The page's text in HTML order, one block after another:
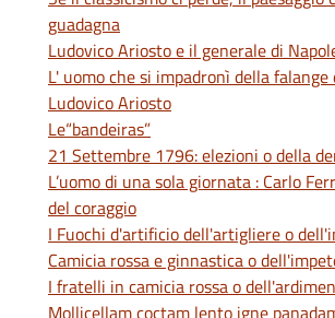
guadagna
Ludovico Ariosto e il generale di
L' uomo che si impadronì della falange
Ludovico Ariosto
Le“bandeiras”
21 Settembre 1796: elezioni o della
L’uomo di una sola giornata : Carlo
del coraggio
I Fuochi d'artificio dell'artigliere o
Camicia rossa e ginnastica o
I fratelli in camicia rossa o
Mollicellam coctam lento igne